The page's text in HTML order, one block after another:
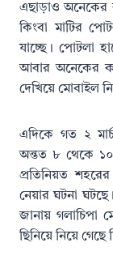
এছাড়াও অনেকের
কিংবা মাটির
যাচ্ছে। পোটলা
আবার অনেকের
দেখিয়ে মোবাইল
এদিকে গত ২
অন্তত ৮ থেকে ১০
প্রতিনিয়ত
নেয়ার ঘটনা
জানায় গলাচিপা
ছিনিয়ে নিয়ে গেছে